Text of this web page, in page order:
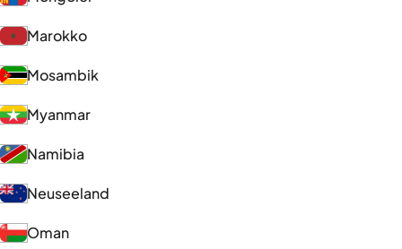
Marokko
Mosambik
Myanmar
Namibia
Neuseeland
Oman